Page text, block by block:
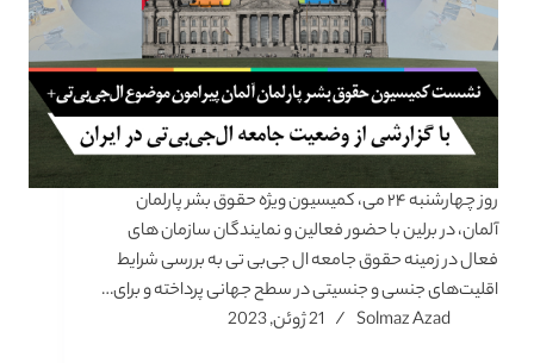
روز چهارشنبه ۲۴ می، کمیسیون ویژه حقوق بشر پارلمان
آلمان، در برلین با حضور فعالین و نمایندگان سازمان های
فعال در زمینه حقوق جامعه ال جی‌بی تی به بررسی شرایط
اقلیت‌های جنسی و جنسیتی در سطح جهانی پرداخته و برای…
Solmaz Azad
21 ژوئن, 2023